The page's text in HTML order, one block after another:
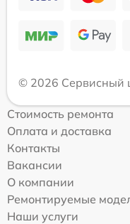
© 2026 Сервисный
Стоимость ремонта
Оплата и доставка
Контакты
Вакансии
О компании
Ремонтируемые
Наши услуги